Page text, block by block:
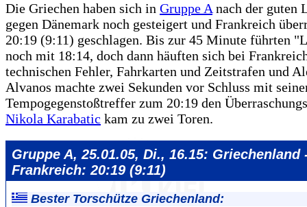
Die Griechen haben sich in Gruppe A nach der guten
gegen Dänemark noch gesteigert und Frankreich
20:19 (9:11) geschlagen. Bis zur 45 Minute führten
noch mit 18:14, doch dann häuften sich bei
technischen Fehler, Fahrkarten und Zeitstrafen und
Alvanos machte zwei Sekunden vor Schluss mit
Tempogegenstoßtreffer zum 20:19 den
Nikola Karabatic kam zu zwei Toren.
Gruppe A, 25.01.05, Di., 16.15: Griechenland
Frankreich: 20:19 (9:11)
Bester Torschütze Griechenland: